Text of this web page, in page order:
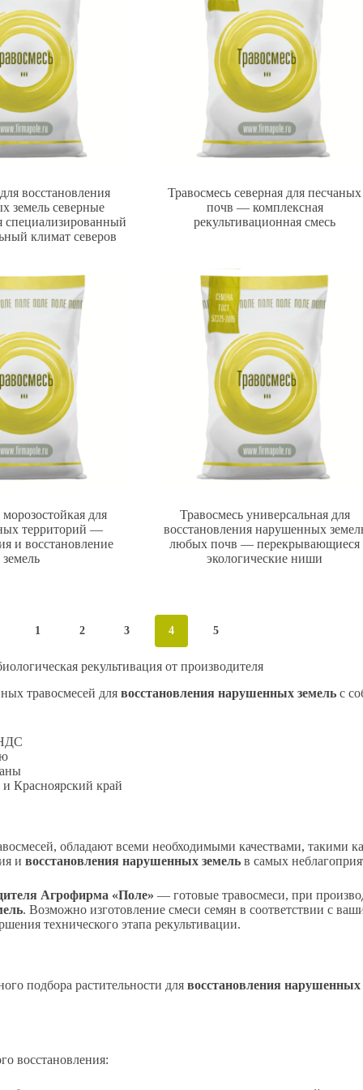
восстановления
земель северные
специализированный
климат северов
Травосмесь северная для песчаных
почв — комплексная
рекультивационная смесь
для
территорий —
и восстановление
земель
Травосмесь универсальная для
восстановления нарушенных
любых почв — перекрывающиеся
экологические ниши
1 2 3 4 5
рекультивация от производителя
травосмесей для восстановления нарушенных земель с
Красноярский край
обладают всеми необходимыми качествами, такими
и восстановления нарушенных земель в самых
Агрофирма «Поле» — готовые травосмеси, при
. Возможно изготовление смеси семян в соответствии с
технического этапа рекультивации.
подбора растительности для восстановления нарушенных
восстановления: